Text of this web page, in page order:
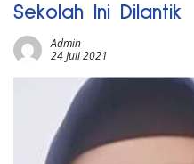
Sekolah Ini Dilantik
Admin
24 Juli 2021